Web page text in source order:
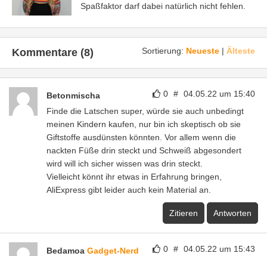
Spaßfaktor darf dabei natürlich nicht fehlen.
Sortierung: Neueste | Älteste
Kommentare (8)
0 # 04.05.22 um 15:40
Betonmischa
Finde die Latschen super, würde sie auch unbedingt
meinen Kindern kaufen, nur bin ich skeptisch ob sie
Giftstoffe ausdünsten könnten. Vor allem wenn die
nackten Füße drin steckt und Schweiß abgesondert
wird will ich sicher wissen was drin steckt.
Vielleicht könnt ihr etwas in Erfahrung bringen,
AliExpress gibt leider auch kein Material an.
Zitieren Antworten
0 # 04.05.22 um 15:43
Bedamoa Gadget-Nerd